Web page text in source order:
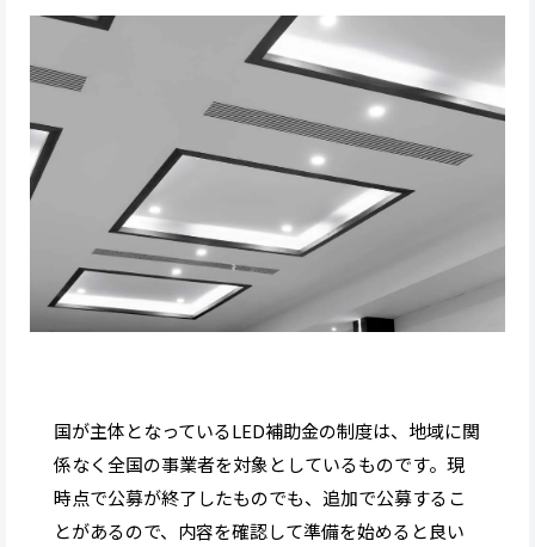
国が主体となっているLED補助金の制度は、地域に関
係なく全国の事業者を対象としているものです。現
時点で公募が終了したものでも、追加で公募するこ
とがあるので、内容を確認して準備を始めると良い